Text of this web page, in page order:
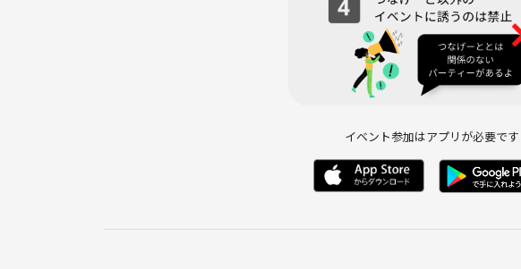
イベント参加はアプリが必要です